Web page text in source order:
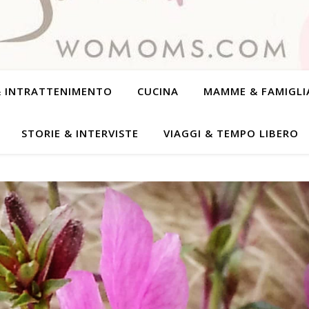
INTRATTENIMENTO CUCINA MAMME &
STORIE & INTERVISTE VIAGGI & TEMPO LIBERO